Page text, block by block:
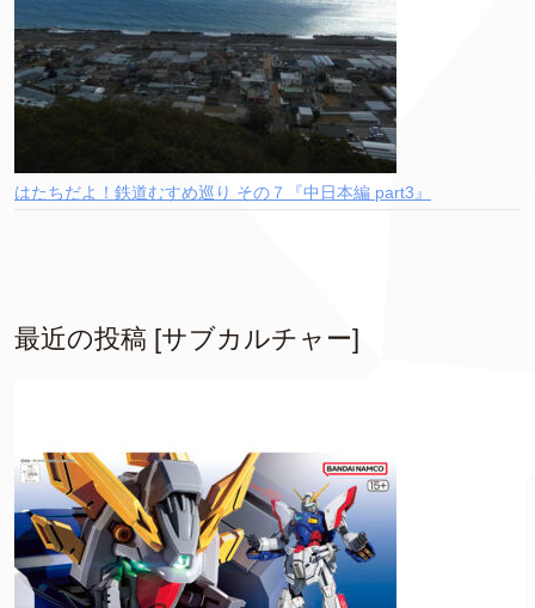
はたちだよ！鉄道むすめ巡り その７『中日本編 part3』
最近の投稿 [サブカルチャー]